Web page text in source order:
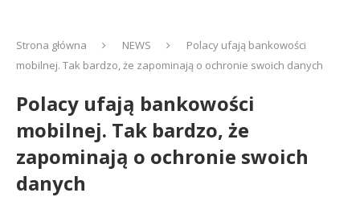
Strona główna NEWS
Polacy ufają bankowości
mobilnej. Tak bardzo, że zapominają o ochronie swoich danych
Polacy ufają bankowości
mobilnej. Tak bardzo, że
zapominają o ochronie swoich
danych